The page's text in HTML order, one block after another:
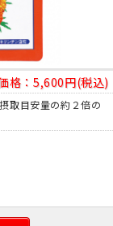
格： 5,600円(税込)
取目安量の約２倍の